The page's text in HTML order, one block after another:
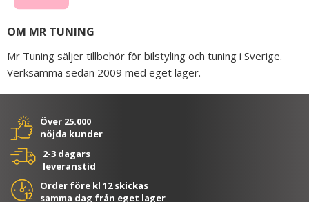
OM MR TUNING
Mr Tuning säljer tillbehör för bilstyling och tuning i Sverige.
Verksamma sedan 2009 med eget lager.
Över 25.000
nöjda kunder
2-3 dagars
leveranstid
Order före kl 12 skickas
samma dag från eget lager